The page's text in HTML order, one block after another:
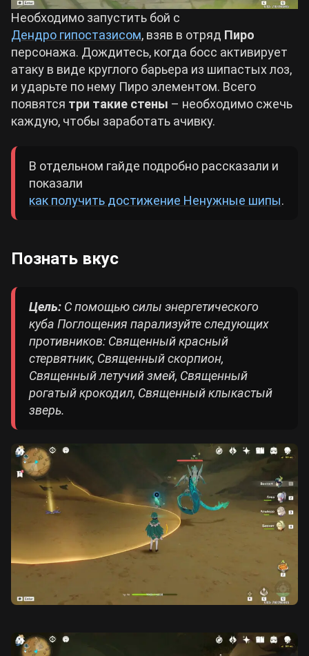
Необходимо запустить бой с
Дендро гипостазисом, взяв в отряд Пиро
персонажа. Дождитесь, когда босс активирует
атаку в виде круглого барьера из шипастых лоз,
и ударьте по нему Пиро элементом. Всего
появятся три такие стены – необходимо сжечь
каждую, чтобы заработать ачивку.
В отдельном гайде подробно рассказали и
показали
как получить достижение Ненужные шипы.
Познать вкус
Цель: С помощью силы энергетического
куба Поглощения парализуйте следующих
противников: Cвященный красный
стервятник, Священный скорпион,
Священный летучий змей, Священный
рогатый крокодил, Священный клыкастый
зверь.